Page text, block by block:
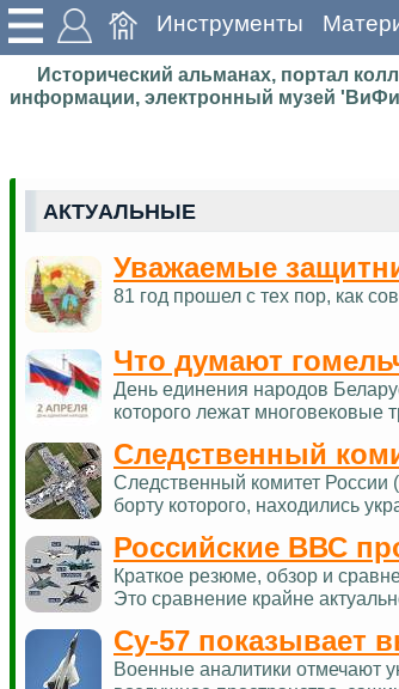
Инструменты
Исторический альманах, портал
информации, электронный музей
АКТУАЛЬНЫЕ
Уважаемые
81 год прошел с тех пор, как
Что думают
День единения народов
которого лежат многовековые
Следственный
Следственный комитет России
борту которого, находились
Российские ВВС
Краткое резюме, обзор и
Это сравнение крайне
Су-57 показывает
Военные аналитики отмечают